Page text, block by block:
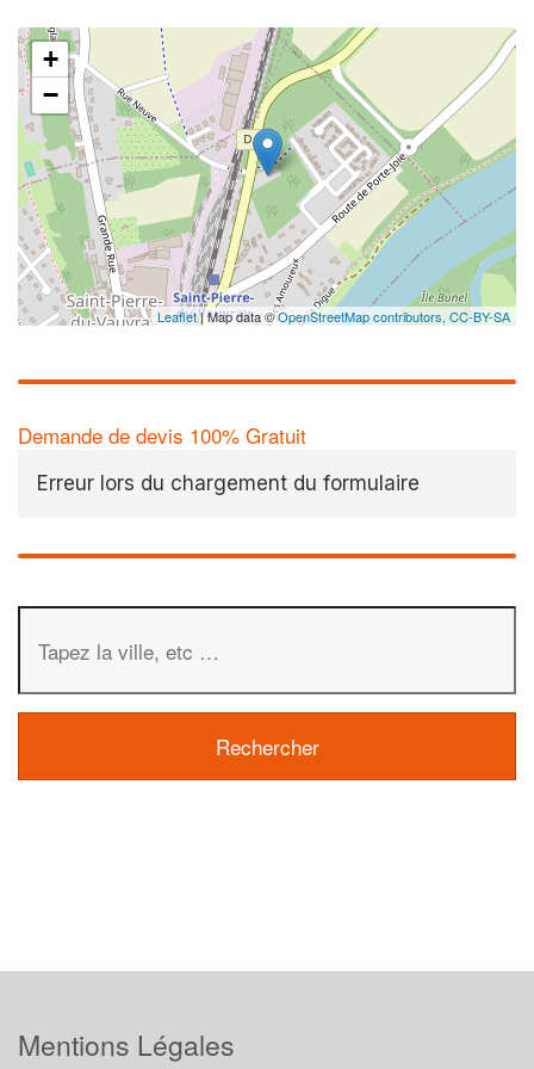
+
−
Leaflet| Map data ©OpenStreetMap contributors, CC-BY-SA
Demande de devis 100% Gratuit
Erreur lors du chargement du formulaire
Mentions Légales